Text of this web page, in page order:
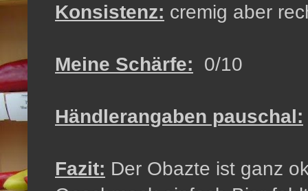
Konsistenz: cremig aber
Meine Schärfe: 0/10
Händlerangaben pauschal:
Fazit: Der Obazte ist ganz